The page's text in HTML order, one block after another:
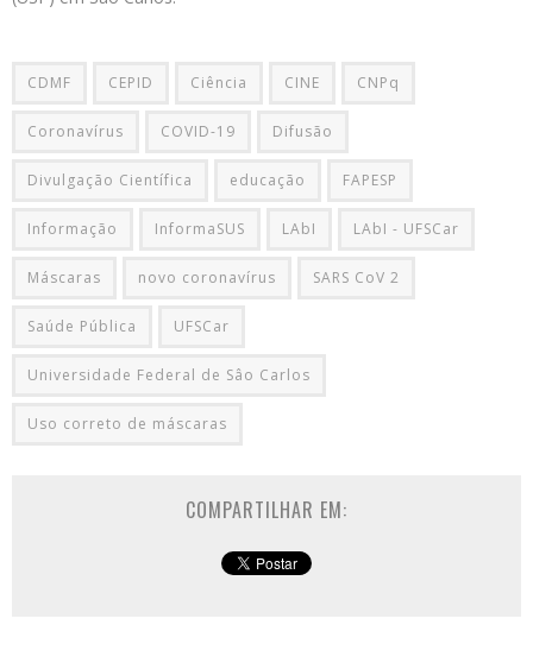
CDMF CEPID Ciência CINE CNPq
Coronavírus COVID-19 Difusão
Divulgação Científica educação FAPESP
Informação InformaSUS LAbI LAbI - UFSCar
Máscaras novo coronavírus SARS CoV 2
Saúde Pública UFSCar
Universidade Federal de Sâo Carlos
Uso correto de máscaras
COMPARTILHAR EM: